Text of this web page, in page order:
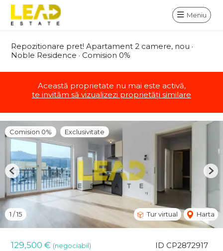
Meniu
Repozitionare pret! Apartament 2 camere, nou ·
Noble Residence · Comision 0%
Această proprietate nu mai este activă,
te invităm să vizualizezi proprietăți similare
ID CP2872917
129,500 € (negociabil)
Comision 0% Exclusivitate
1 /15 Tur virtual Harta
Previous